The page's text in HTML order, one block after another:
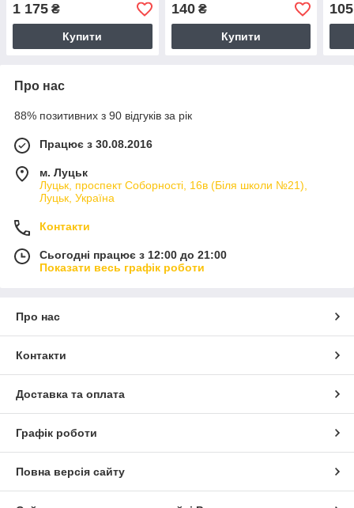
1 175 ₴
Купити
140₴
Купити
105
Про нас
88% позитивних з 90 відгуків за рік
Працює з 30.08.2016
м. Луцьк
Луцьк, проспект Соборності, 16в (Біля школи №21),
Луцьк, Україна
Контакти
Сьогодні працює з 12:00 до 21:00
Показати весь графік роботи
Про нас
Контакти
Доставка та оплата
Графік роботи
Повна версія сайту